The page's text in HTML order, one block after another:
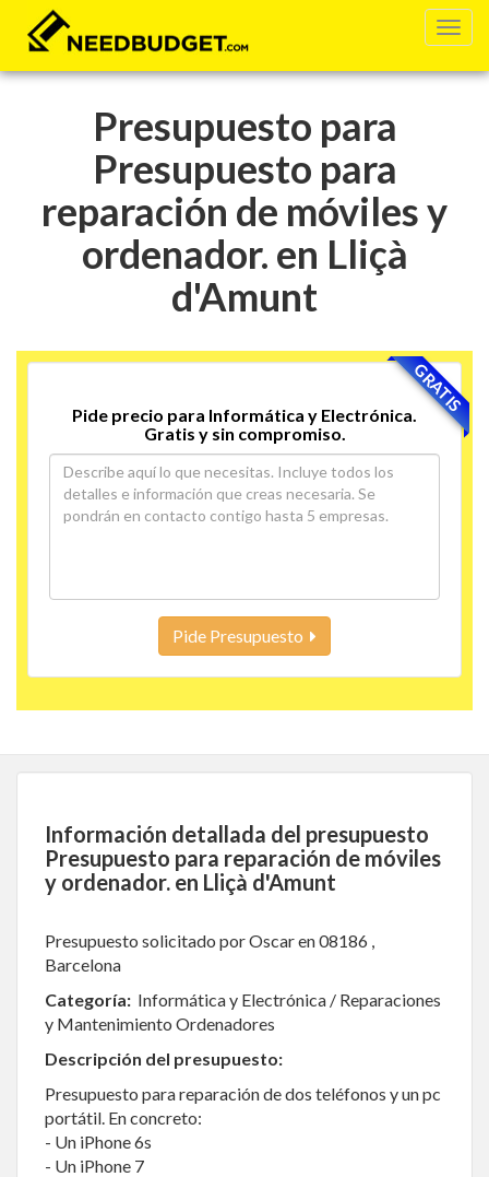
Presupuesto para
Presupuesto para
reparación de móviles y
ordenador. en Lliçà
d'Amunt
GRATIS
Pide precio para Informática y Electrónica.
Gratis y sin compromiso.
Pide Presupuesto
Información detallada del presupuesto
Presupuesto para reparación de móviles
y ordenador. en Lliçà d'Amunt
Presupuesto solicitado por Oscar en 08186 ,
Barcelona
Categoría: Informática y Electrónica / Reparaciones
y Mantenimiento Ordenadores
Descripción del presupuesto:
Presupuesto para reparación de dos teléfonos y un pc
portátil. En concreto:
- Un iPhone 6s
- Un iPhone 7